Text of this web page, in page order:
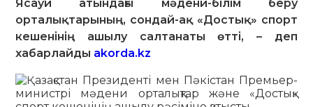
Ясауи атындағы мәдени-білім беру
орталықтарының, сондай-ақ «Достық» спорт
кешенінің ашылу салтанаты өтті, – деп
хабарлайды akorda.kz